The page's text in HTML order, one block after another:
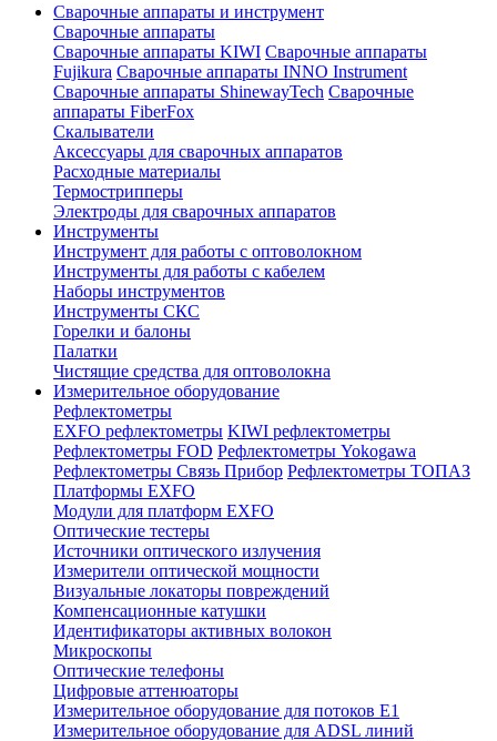
Сварочные аппараты и инструмент
Сварочные аппараты
Сварочные аппараты KIWI Сварочные аппараты
Fujikura Сварочные аппараты INNO Instrument
Сварочные аппараты ShinewayTech Cварочные
аппараты FiberFox
Скалыватели
Аксессуары для сварочных аппаратов
Расходные материалы
Термострипперы
Электроды для сварочных аппаратов
Инструменты
Инструмент для работы с оптоволокном
Инструменты для работы с кабелем
Наборы инструментов
Инструменты СКС
Горелки и балоны
Палатки
Чистящие средства для оптоволокна
Измерительное оборудование
Рефлектометры
EXFO рефлектометры KIWI рефлектометры
Рефлектометры FOD Рефлектометры Yokogawa
Рефлектометры Связь Прибор Рефлектометры ТОПАЗ
Платформы EXFO
Модули для платформ EXFO
Оптические тестеры
Источники оптического излучения
Измерители оптической мощности
Визуальные локаторы повреждений
Компенсационные катушки
Идентификаторы активных волокон
Микроскопы
Оптические телефоны
Цифровые аттенюаторы
Измерительное оборудование для потоков Е1
Измерительное оборудование для ADSL линий